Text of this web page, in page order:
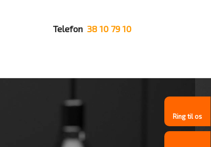
Telefon 38 10 79 10
Ring til os